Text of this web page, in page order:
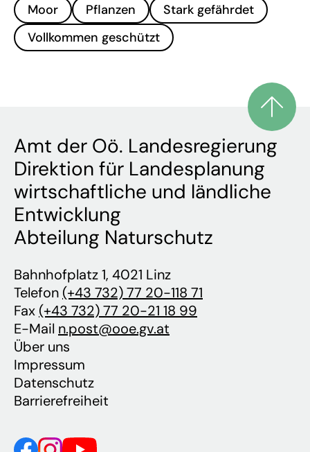
Moor
Pflanzen
Stark gefährdet
Vollkommen geschützt
Amt der Oö. Landesregierung
Direktion für Landesplanung
wirtschaftliche und ländliche
Entwicklung
Abteilung Naturschutz
Bahnhofplatz 1, 4021 Linz
Telefon (+43 732) 77 20-118 71
Fax (+43 732) 77 20-21 18 99
E-Mail n.post@ooe.gv.at
Über uns
Impressum
Datenschutz
Barrierefreiheit